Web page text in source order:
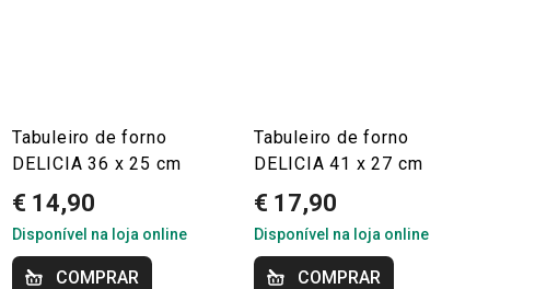
Tabuleiro de forno
DELICIA 36 x 25 cm
€ 14,90
Disponível na loja online
COMPRAR
Tabuleiro de forno
DELICIA 41 x 27 cm
€ 17,90
Disponível na loja online
COMPRAR